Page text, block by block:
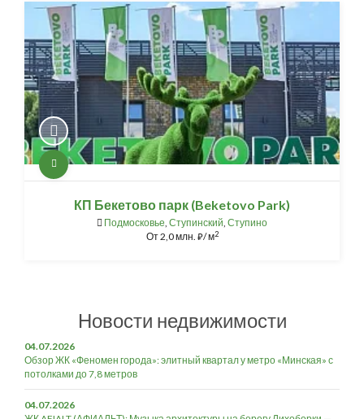
КП Бекетово парк (Beketovo Park)
Подмосковье, Ступинский, Ступино
От2,0 млн. ⃏/ м2
Новости недвижимости
04.07.2026
Обзор ЖК «Феномен города»: элитный квартал у метро «Минская» с
потолками до 7,8 метров
04.07.2026